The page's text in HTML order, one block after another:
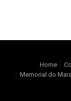
Home
Memorial do